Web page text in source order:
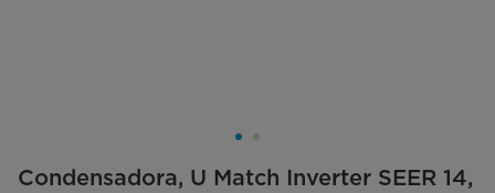
Condensadora, U Match Inverter SEER 14,